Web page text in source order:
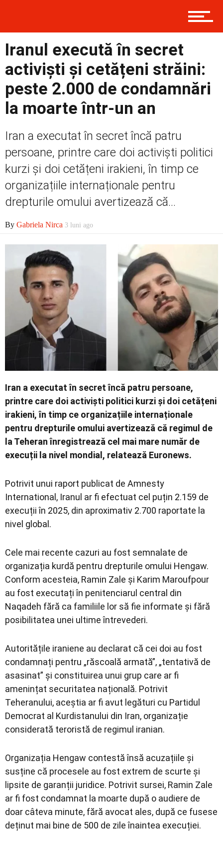
Economic
Iranul execută în secret
activiști și cetățeni străini:
peste 2.000 de condamnări
la moarte într-un an
Iran a executat în secret încă patru
persoane, printre care doi activiști politici
kurzi și doi cetățeni irakieni, în timp ce
organizațiile internaționale pentru
drepturile omului avertizează că...
By Gabriela Nirca 3 luni ago
Iran a executat în secret încă patru persoane,
printre care doi activiști politici kurzi și doi cetățeni
irakieni, în timp ce organizațiile internaționale
pentru drepturile omului avertizează că regimul de
la Teheran înregistrează cel mai mare număr de
execuții la nivel mondial, relatează Euronews.
Potrivit unui raport publicat de Amnesty
International , Iranul ar fi efectuat cel puțin 2.159 de
execuții în 2025, din aproximativ 2.700 raportate la
nivel global.
Cele mai recente cazuri au fost semnalate de
organizația kurdă pentru drepturile omului Hengaw.
Conform acesteia, Ramin Zale și Karim Maroufpour
au fost executați în penitenciarul central din
Naqadeh fără ca familiile lor să fie informate și fără
posibilitatea unei ultime întrevederi.
Autoritățile iraniene au declarat că cei doi au fost
condamnați pentru „răscoală armată”, „tentativă de
asasinat” și constituirea unui grup care ar fi
amenințat securitatea națională. Potrivit
Teheranului, aceștia ar fi avut legături cu Partidul
Democrat al Kurdistanului din Iran, organizație
considerată teroristă de regimul iranian.
Organizația Hengaw contestă însă acuzațiile și
susține că procesele au fost extrem de scurte și
lipsite de garanții juridice. Potrivit sursei, Ramin Zale
ar fi fost condamnat la moarte după o audiere de
doar câteva minute, fără avocat ales, după ce fusese
deținut mai bine de 500 de zile înaintea execuției.